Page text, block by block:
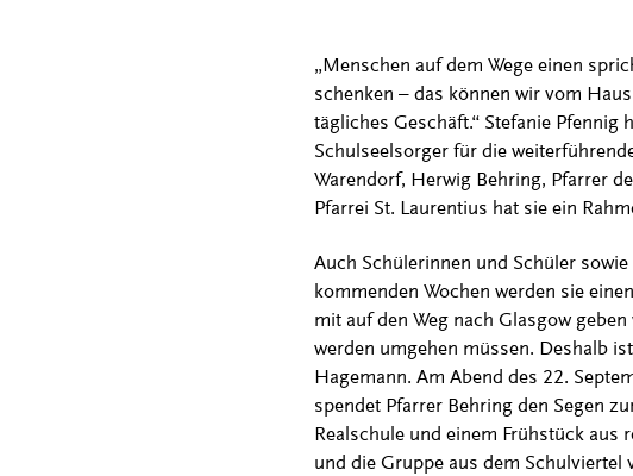
„Menschen auf dem Wege einen
schenken – das können wir vom
tägliches Geschäft.“ Stefanie
Schulseelsorger für die
Warendorf, Herwig Behring, Pfarrer
Pfarrei St. Laurentius hat sie ein
Auch Schülerinnen und Schüler
kommenden Wochen werden sie
mit auf den Weg nach Glasgow
werden umgehen müssen. Deshalb
Hagemann. Am Abend des 22.
spendet Pfarrer Behring den Segen
Realschule und einem Frühstück aus
und die Gruppe aus dem Schulviertel